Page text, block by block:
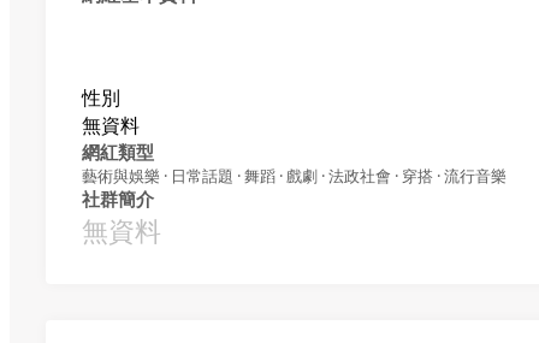
性別
無資料
網紅類型
藝術與娛樂 · 日常話題 · 舞蹈 · 戲劇 · 法政社會 · 穿搭 · 流行音樂
社群簡介
無資料